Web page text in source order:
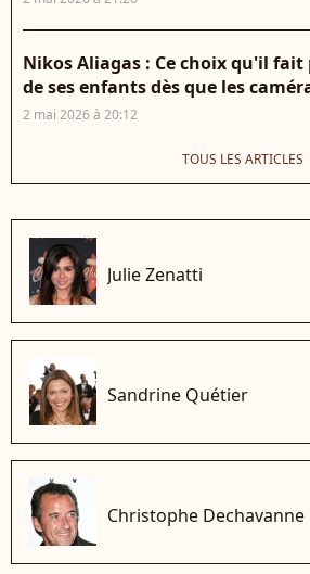
Nikos Aliagas : Ce choix qu'il
de ses enfants dès que les
2 mai 2026 à 20:12
TOUS LES ARTICLES
Julie Zenatti
Sandrine Quétier
Christophe Dechavanne